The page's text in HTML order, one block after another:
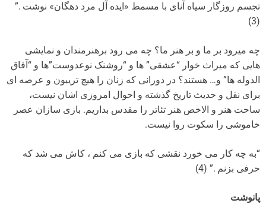
تجسم روزگار سیاه آنای با مسمط «ایده آل مرد دهگان» نوشت .”
(3)
چه میرود بر ما و بر هنر ما؟ چه می رود برهنرمندان و نمایشی
هایی که میراث خوار “عشقی” ها و “روشنک نوعدوست”ها و “آفاق
الدوله ها” و… هستند؟ در دورانی که زنان را هیچ تریبون و عرصه ای
برای نقل و حدیث تاریخ گذشته و احوال امروزی اشان نیست،
ساحت هنر و الاخص هنر تئاتر را مقدس بداریم. بازی سازان عصر
خاموشی را سکوت روا نیست.
“به چه کار می خورد نقشی که بازی می کنم ، کاش می شد که
حرفی بزنم .” (4)
پانوشت